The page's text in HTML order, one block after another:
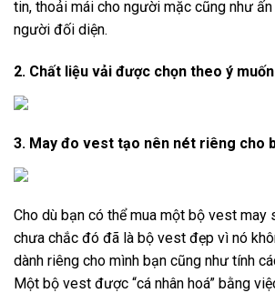
tin, thoải mái cho người mặc cũng như
người đối diện.
2. Chất liệu vải được chọn theo ý muốn
3. May đo vest tạo nên nét riêng cho
Cho dù bạn có thể mua một bộ vest may
chưa chắc đó đã là bộ vest đẹp vì nó
dành riêng cho mình bạn cũng như tính
Một bộ vest được “cá nhân hoá” bằng